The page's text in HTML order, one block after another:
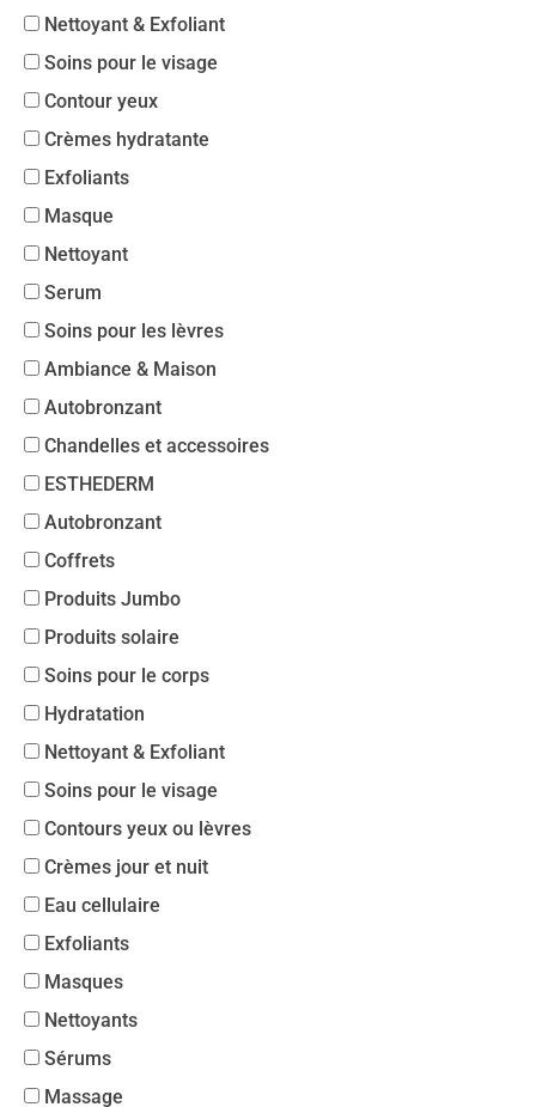
Nettoyant & Exfoliant
Soins pour le visage
Contour yeux
Crèmes hydratante
Exfoliants
Masque
Nettoyant
Serum
Soins pour les lèvres
Ambiance & Maison
Autobronzant
Chandelles et accessoires
ESTHEDERM
Autobronzant
Coffrets
Produits Jumbo
Produits solaire
Soins pour le corps
Hydratation
Nettoyant & Exfoliant
Soins pour le visage
Contours yeux ou lèvres
Crèmes jour et nuit
Eau cellulaire
Exfoliants
Masques
Nettoyants
Sérums
Massage